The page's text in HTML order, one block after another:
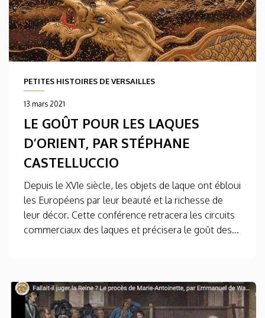
PETITES HISTOIRES DE VERSAILLES
13 mars 2021
LE GOÛT POUR LES LAQUES
D’ORIENT, PAR STÉPHANE
CASTELLUCCIO
Depuis le XVIe siècle, les objets de laque ont ébloui
les Européens par leur beauté et la richesse de
leur décor. Cette conférence retracera les circuits
commerciaux des laques et précisera le goût des...